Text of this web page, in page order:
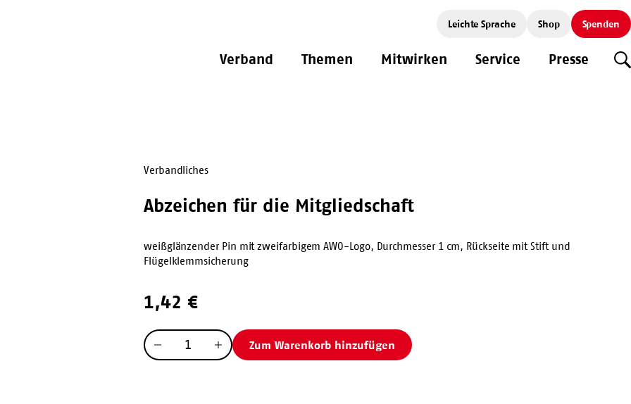
Leichte Sprache Shop Spenden
Verband Themen Mitwirken Service Presse
Abzeichen für die Mitgliedschaft
Verbandliches
weißglänzender Pin mit zweifarbigem AWO-Logo, Durchmesser 1 cm, Rückseite mit Stift und
Flügelklemmsicherung
1,42 €
Menge
Menge
MengeZum Warenkorb hinzufügen